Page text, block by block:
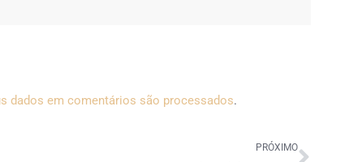
dados em comentários são processados.
PRÓXIMO